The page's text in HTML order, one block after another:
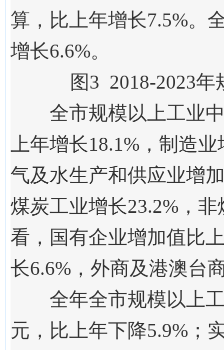
算， 比上年增长7.5%。
增长6.6%。
图3 2018-2023年
全市规模以上工业
上年增长18.1% ， 制造业
气及水生产和供应业增
煤炭工业增长23.2%，非
看，国有企业增加值比
长6.6%，外商及港澳台
全年全市规模以上
元，比上年下降5.9%；